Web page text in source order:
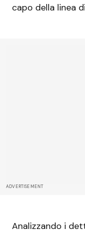
capo della linea
ADVERTISEMENT
Analizzando i